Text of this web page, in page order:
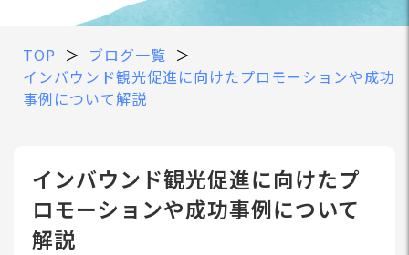
TOP ＞ ブログ一覧 ＞
インバウンド観光促進に向けたプロモーションや成功
事例について解説
インバウンド観光促進に向けたプ
ロモーションや成功事例について
解説